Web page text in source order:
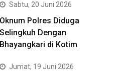
Sabtu, 20 Juni 2026
Oknum Polres Diduga
Selingkuh Dengan
Bhayangkari di Kotim
Jumat, 19 Juni 2026